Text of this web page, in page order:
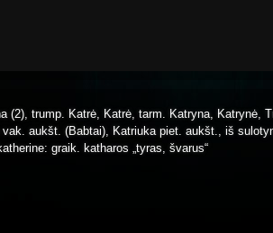
(2), trump. Katrė, Katrė, tarm. Katryna, Katrynė,
aukšt. (Babtai), Katriuka piet. aukšt., iš
graik. katharos „tyras, švarus“